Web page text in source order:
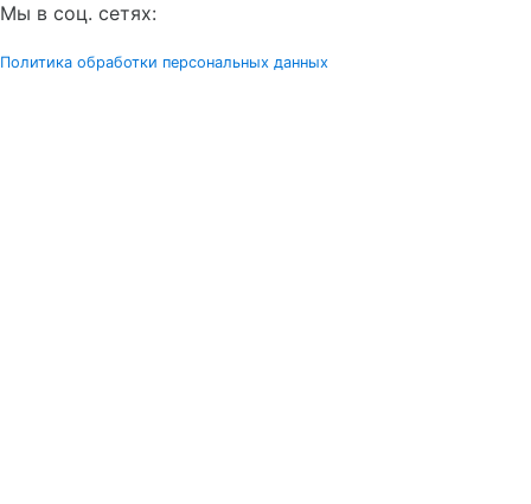
Мы в соц. сетях:
Политика обработки персональных данных